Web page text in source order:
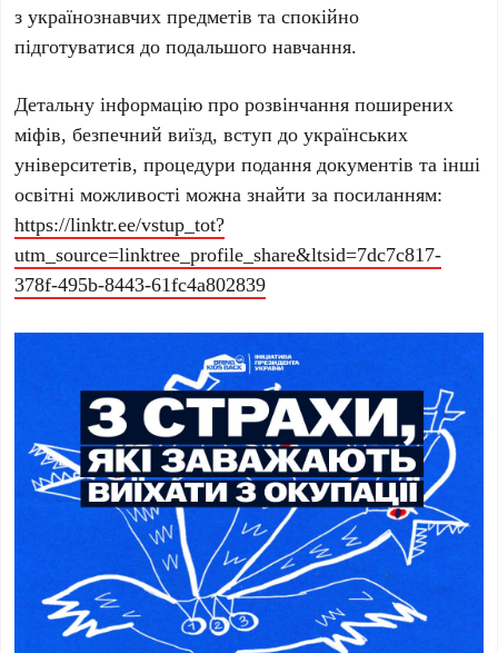
з українознавчих предметів та спокійно
підготуватися до подальшого навчання.
Детальну інформацію про розвінчання поширених
міфів, безпечний виїзд, вступ до українських
університетів, процедури подання документів та інші
освітні можливості можна знайти за посиланням:
https://linktr.ee/vstup_tot?
utm_source=linktree_profile_share&ltsid=7dc7c817-
378f-495b-8443-61fc4a802839